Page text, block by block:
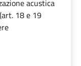
acustica
18 e 19